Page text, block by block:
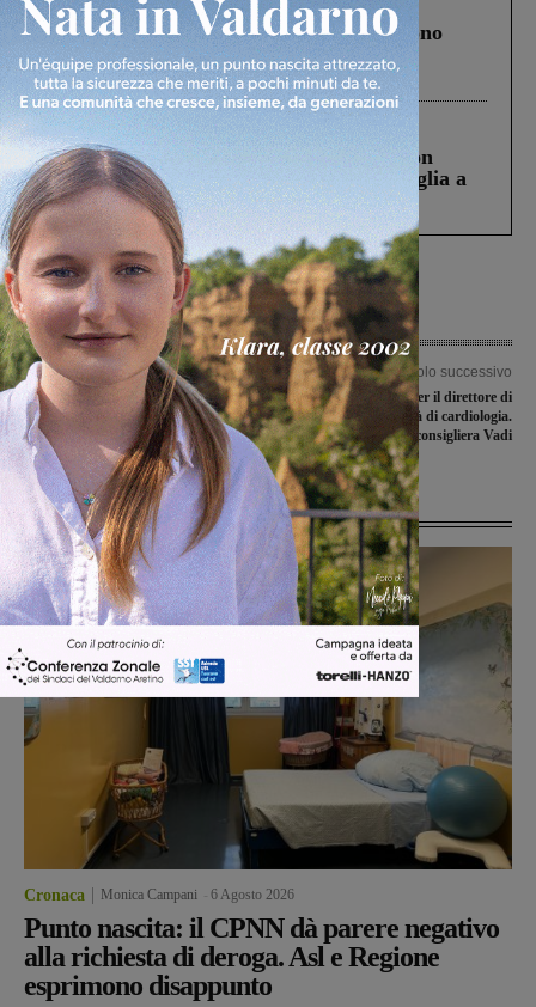
Un anno fa la strage in A1 in cui morirono
Gianni, Giulia e Franco. Lo schianto, il
processo, lo stop ai sorpassi fra tir....
Cronaca 3 Agosto 2026
Scomparso da una struttura di Castiglion
Fiorentino l’uomo che aveva ucciso la figlia a
Levane nel 2020
Articolo precedente
I risultati del pallone rosa nel fine
settimana
Articolo successivo
Gruccia: bando per il direttore di
presidio e l’unità di cardiologia.
Interviene la consigliera Vadi
Ultime Notizie
Cronaca Monica Campani 6 Agosto 2026
Punto nascita: il CPNN dà parere negativo
alla richiesta di deroga. Asl e Regione
esprimono disappunto